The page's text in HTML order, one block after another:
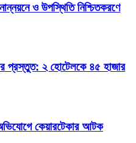
ও উপস্থিতি নিশ্চিতকরণে
প্রস্তুত: ২ হোটেলকে ৪৫ হাজার
কেয়ারটেকার আটক